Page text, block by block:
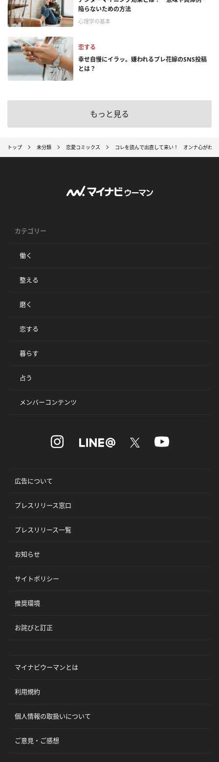
陥らないための方法
心理学の基本
恋する
幸せ自慢にイラッ。嫌われるプレ花嫁のSNS投稿
とは？
もっと見る
トップ 未分類 恋愛コミックス コレを読んで出直して来い！ オンナ心がわ
カテゴリー
働く
整える
磨く
恋する
暮らす
占う
メンバーコンテンツ
広告について
プレスリリース窓口
プレスリリース一覧
お知らせ
サイトポリシー
推奨環境
お詫びと訂正
マイナビウーマンとは
利用規約
個人情報の取扱いについて
ご意見・ご感想